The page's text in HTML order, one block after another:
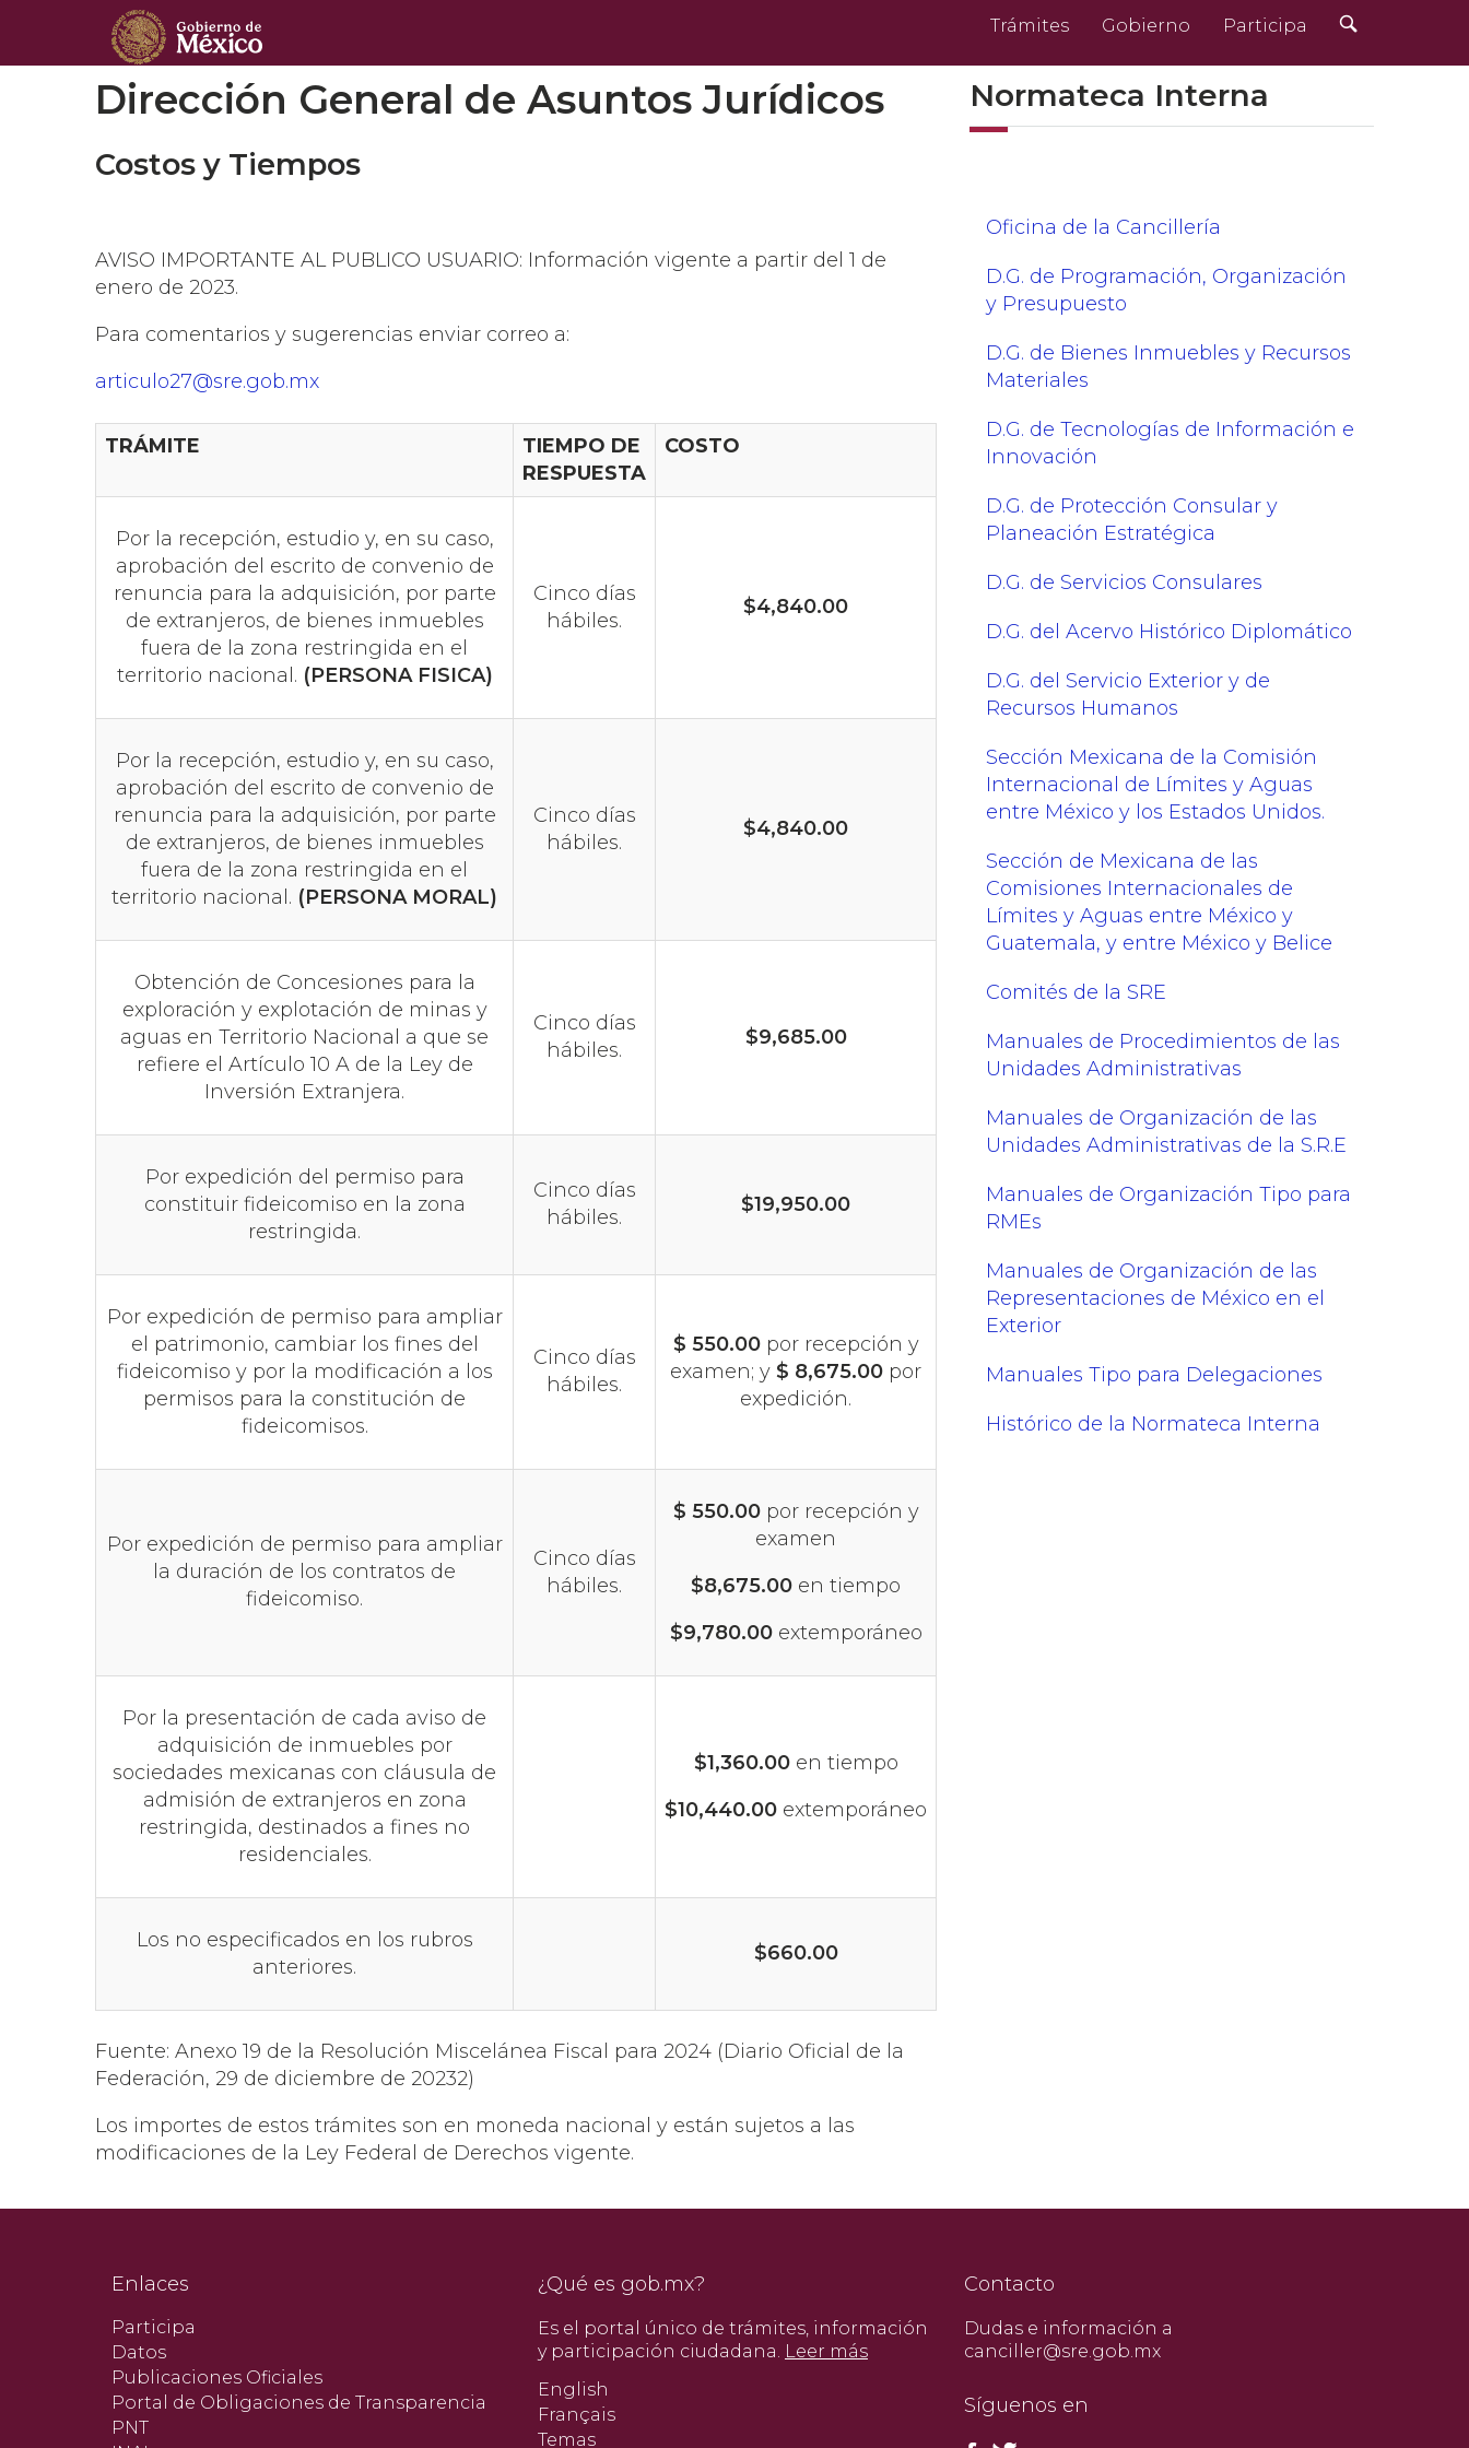
Trámites Gobierno Participa Búsqueda
SRE - SRE | Secretaría de Relaciones Exteriores
Dirección General de Asuntos Jurídicos
Costos y Tiempos
AVISO IMPORTANTE AL PUBLICO USUARIO: Información vigente a partir del 1 de
enero de 2023.
Para comentarios y sugerencias enviar correo a:
articulo27@sre.gob.mx
TRÁMITE
TIEMPO DE
RESPUESTA
COSTO
Por la recepción, estudio y, en su caso,
aprobación del escrito de convenio de
renuncia para la adquisición, por parte
de extranjeros, de bienes inmuebles
fuera de la zona restringida en el
territorio nacional. (PERSONA FISICA)
Cinco días
hábiles.
$4,840.00
Por la recepción, estudio y, en su caso,
aprobación del escrito de convenio de
renuncia para la adquisición, por parte
de extranjeros, de bienes inmuebles
fuera de la zona restringida en el
territorio nacional. (PERSONA MORAL)
Cinco días
hábiles.
$4,840.00
Obtención de Concesiones para la
exploración y explotación de minas y
aguas en Territorio Nacional a que se
refiere el Artículo 10 A de la Ley de
Inversión Extranjera.
Cinco días
hábiles.
$9,685.00
Por expedición del permiso para
constituir fideicomiso en la zona
restringida.
Cinco días
hábiles.
$19,950.00
Por expedición de permiso para ampliar
el patrimonio, cambiar los fines del
fideicomiso y por la modificación a los
permisos para la constitución de
fideicomisos.
Cinco días
hábiles.
$ 550.00 por recepción y
examen; y $ 8,675.00 por
expedición.
Por expedición de permiso para ampliar
la duración de los contratos de
fideicomiso.
Cinco días
hábiles.
$ 550.00 por recepción y
examen
$8,675.00 en tiempo
$9,780.00 extemporáneo
Por la presentación de cada aviso de
adquisición de inmuebles por
sociedades mexicanas con cláusula de
admisión de extranjeros en zona
restringida, destinados a fines no
residenciales.
$1,360.00 en tiempo
$10,440.00 extemporáneo
Los no especificados en los rubros
anteriores.
$660.00
Fuente: Anexo 19 de la Resolución Miscelánea Fiscal para 2024 (Diario Oficial de la
Federación, 29 de diciembre de 20232)
Los importes de estos trámites son en moneda nacional y están sujetos a las
modificaciones de la Ley Federal de Derechos vigente.
Normateca Interna
Oficina de la Cancillería
D.G. de Programación, Organización
y Presupuesto
D.G. de Bienes Inmuebles y Recursos
Materiales
D.G. de Tecnologías de Información e
Innovación
D.G. de Protección Consular y
Planeación Estratégica
D.G. de Servicios Consulares
D.G. del Acervo Histórico Diplomático
D.G. del Servicio Exterior y de
Recursos Humanos
Sección Mexicana de la Comisión
Internacional de Límites y Aguas
entre México y los Estados Unidos.
Sección de Mexicana de las
Comisiones Internacionales de
Límites y Aguas entre México y
Guatemala, y entre México y Belice
Comités de la SRE
Manuales de Procedimientos de las
Unidades Administrativas
Manuales de Organización de las
Unidades Administrativas de la S.R.E
Manuales de Organización Tipo para
RMEs
Manuales de Organización de las
Representaciones de México en el
Exterior
Manuales Tipo para Delegaciones
Histórico de la Normateca Interna
Enlaces
Participa
Datos
Publicaciones Oficiales
Portal de Obligaciones de Transparencia
PNT
¿Qué es gob.mx?
Es el portal único de trámites, información
y participación ciudadana. Leer más
English
Français
Temas
Contacto
Dudas e información a
canciller@sre.gob.mx
Síguenos en